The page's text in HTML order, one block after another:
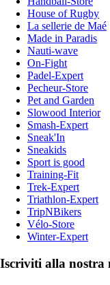
House of Rugby
La sellerie de Maé
Made in Paradis
Nauti-wave
On-Fight
Padel-Expert
Pecheur-Store
Pet and Garden
Slowood Interior
Smash-Expert
Sneak'In
Sneakids
Sport is good
Training-Fit
Trek-Expert
Triathlon-Expert
TripNBikers
Vélo-Store
Winter-Expert
Iscriviti alla nostra